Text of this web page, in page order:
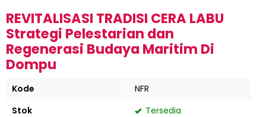
REVITALISASI TRADISI CERA LABU
Strategi Pelestarian dan
Regenerasi Budaya Maritim Di
Dompu
Kode
NFR
Stok
Tersedia